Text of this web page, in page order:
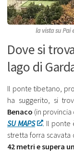
la vista su Pai
Dove si
lago di
Il ponte tibetano,
ha suggerito, si
Benaco (in
SU MAPS
. Il ponte
stretta forra scavata
42 metri e supera